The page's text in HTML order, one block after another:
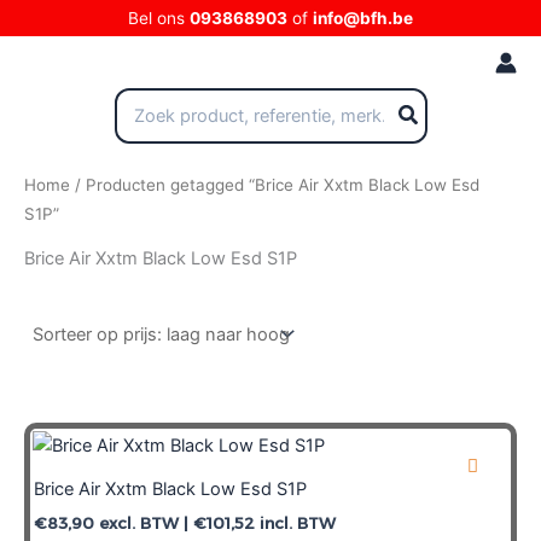
naar
Bel ons 093868903 of info@bfh.be
Zoeken
naar:
Home / Producten getagged “Brice Air Xxtm Black Low Esd
S1P”
Brice Air Xxtm Black Low Esd S1P
Brice Air Xxtm Black Low Esd S1P
€83,90 excl. BTW | €101,52 incl. BTW